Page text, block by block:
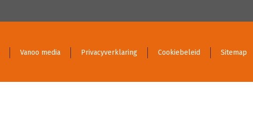
Vanoo media Privacyverklaring Cookiebeleid Sitemap